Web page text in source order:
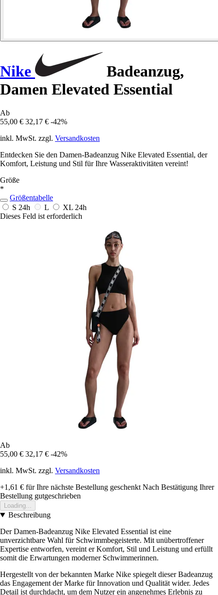
Nike
Badeanzug,
Damen Elevated Essential
Ab
55,00 € 32,17 € -42%
inkl. MwSt. zzgl. Versandkosten
Entdecken Sie den Damen-Badeanzug Nike Elevated Essential, der
Komfort, Leistung und Stil für Ihre Wasseraktivitäten vereint!
Größe
*
Größentabelle
S 24h L XL 24h
Dieses Feld ist erforderlich
Ab
55,00 € 32,17 € -42%
inkl. MwSt. zzgl. Versandkosten
+1,61 € für Ihre nächste Bestellung geschenkt Nach Bestätigung Ihrer
Bestellung gutgeschrieben
Loading...
Beschreibung
Der Damen-Badeanzug Nike Elevated Essential ist eine
unverzichtbare Wahl für Schwimmbegeisterte. Mit unübertroffener
Expertise entworfen, vereint er Komfort, Stil und Leistung und erfüllt
somit die Erwartungen moderner Schwimmerinnen.
Hergestellt von der bekannten Marke Nike spiegelt dieser Badeanzug
das Engagement der Marke für Innovation und Qualität wider. Jedes
Detail ist durchdacht, um dem Nutzer ein angenehmes Erlebnis zu